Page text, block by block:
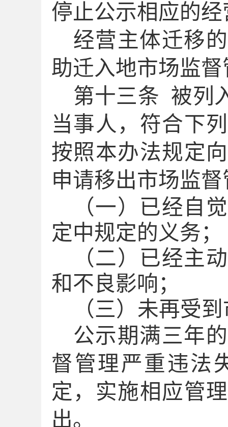
停止公示相应的
经营主体迁移
助迁入地市场监
第十三条 被列
当事人，符合下
按照本办法规定
申请移出市场监
（一）已经自
定中规定的义务；
（二）已经主
和不良影响；
（三）未再受
公示期满三年
督管理严重违法
定，实施相应管
出。